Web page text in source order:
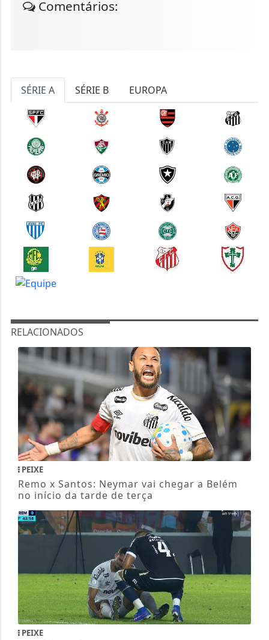
Comentários:
SÉRIE A SÉRIE B EUROPA
RELACIONADOS
PEIXE
Remo x Santos: Neymar vai chegar a Belém
no início da tarde de terça
PEIXE